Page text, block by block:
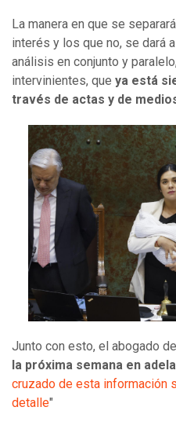
La manera en que se
interés y los que no, se dará
análisis en conjunto y
intervinientes, que ya está
través de actas y de
Junto con esto, el abogado
la próxima semana en
cruzado de esta información
detalle"